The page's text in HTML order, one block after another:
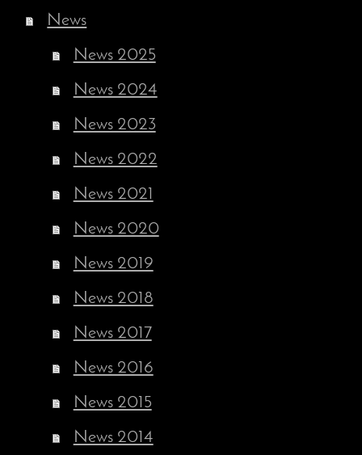
News
News 2025
News 2024
News 2023
News 2022
News 2021
News 2020
News 2019
News 2018
News 2017
News 2016
News 2015
News 2014